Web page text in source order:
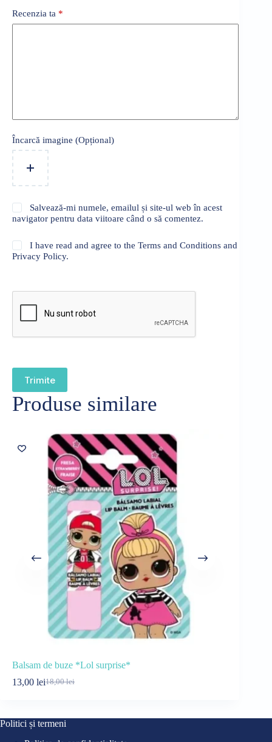
Recenzia ta *
Încarcă imagine (Opțional)
Salvează-mi numele, emailul și site-ul web în acest
navigator pentru data viitoare când o să comentez.
I have read and agree to the Terms and Conditions and
Privacy Policy.
Trimite
Produse similare
Balsam de buze *Lol surprise*
18,00lei
Prețul
fost:
18,00 lei.
13,00 leiPrețul
13,00 lei.
Politici și termeni